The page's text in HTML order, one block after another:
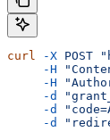
curl -X POST
     -H
     -H
     -d
     -d
     -d